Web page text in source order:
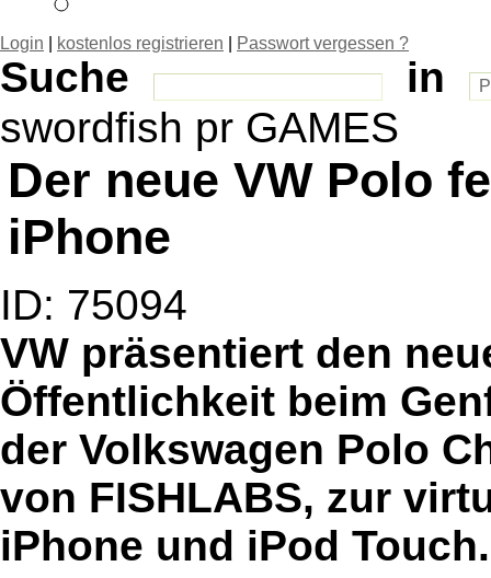
Login kostenlos registrieren Passwort vergessen ?
Suche
in
swordfish pr GAMES
Der neue VW Polo
iPhone
ID: 75094
VW präsentiert den
Öffentlichkeit beim
der Volkswagen Polo
von FISHLABS, zur
iPhone und iPod Touch.